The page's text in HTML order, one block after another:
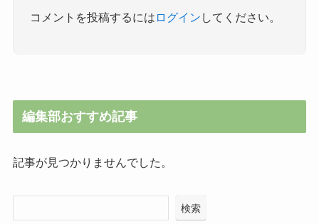
コメントを投稿するには ログイン してください。
編集部おすすめ記事
記事が見つかりませんでした。
検索